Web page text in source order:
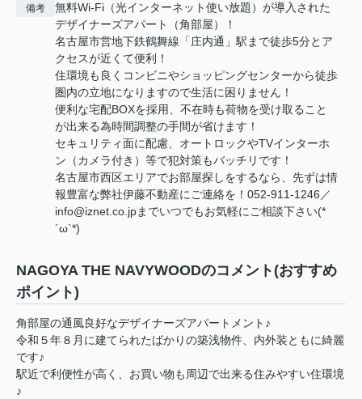
備考
無料Wi-Fi（光インターネット使い放題）が導入された
デザイナーズアパート（角部屋）！
名古屋市営地下鉄鶴舞線「庄内通」駅まで徒歩5分とア
クセスが近くて便利！
住環境も良くコンビニやショッピングセンターから徒歩
圏内の立地になりますので生活に困りません！
便利な宅配BOXを採用、不在時も荷物を受け取ること
が出来る為時間調整の手間が省けます！
セキュリティ面に配慮、オートロックやTVインターホ
ン（カメラ付き）等で犯対策もバッチリです！
名古屋市西区エリアでお部屋探しをするなら、先ずは情
報豊富な弊社伊藤不動産にご連絡を！052-911-1246／
info@iznet.co.jpまでいつでもお気軽にご相談下さい(*
´ω`*)
NAGOYA THE NAVYWOODのコメント(おすすめ
ポイント)
角部屋の通風良好なデザイナーズアパートメント♪
令和５年８月に建てられたばかりの築浅物件、内外装ともに綺麗
です♪
駅近で利便性が高く、お買い物も周辺で出来る住みやすい住環境
♪